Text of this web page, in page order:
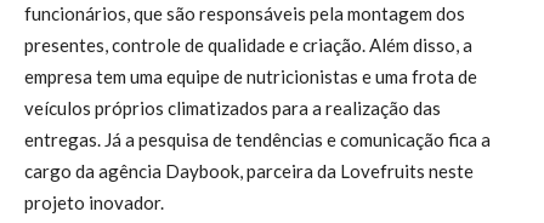
funcionários, que são responsáveis pela montagem dos
presentes, controle de qualidade e criação. Além disso, a
empresa tem uma equipe de nutricionistas e uma frota de
veículos próprios climatizados para a realização das
entregas. Já a pesquisa de tendências e comunicação fica a
cargo da agência Daybook, parceira da Lovefruits neste
projeto inovador.